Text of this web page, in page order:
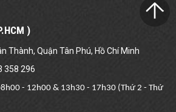
)
Thành, Quận Tân Phú, Hồ Chí Minh
358 296
- 12h00 & 13h30 - 17h30 (Thứ 2 - Thứ